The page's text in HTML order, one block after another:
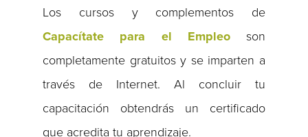
Los cursos y complementos de
Capacítate para el Empleoson
completamente gratuitos y se imparten a
través de Internet. Al concluir tu
capacitación obtendrás un certificado
que acredita tu aprendizaje.